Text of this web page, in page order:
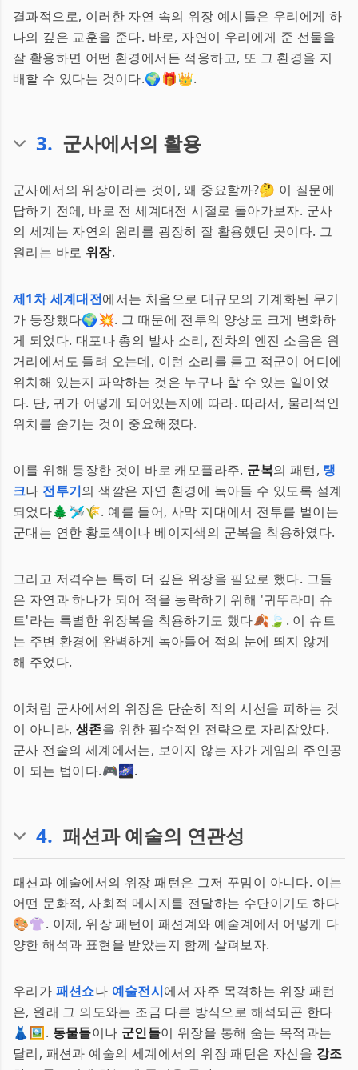
결과적으로, 이러한 자연 속의 위장 예시들은 우리에게 하
나의 깊은 교훈을 준다. 바로, 자연이 우리에게 준 선물을
잘 활용하면 어떤 환경에서든 적응하고, 또 그 환경을 지
배할 수 있다는 것이다.🌍🎁👑.
3. 군사에서의 활용
군사에서의 위장이라는 것이, 왜 중요할까?🤔 이 질문에
답하기 전에, 바로 전 세계대전 시절로 돌아가보자. 군사
의 세계는 자연의 원리를 굉장히 잘 활용했던 곳이다. 그
원리는 바로 위장.
제1차 세계대전에서는 처음으로 대규모의 기계화된 무기
가 등장했다🌍💥. 그 때문에 전투의 양상도 크게 변화하
게 되었다. 대포나 총의 발사 소리, 전차의 엔진 소음은 원
거리에서도 들려 오는데, 이런 소리를 듣고 적군이 어디에
위치해 있는지 파악하는 것은 누구나 할 수 있는 일이었
다.단, 귀가 어떻게 되어있는지에 따라. 따라서, 물리적인
위치를 숨기는 것이 중요해졌다.
이를 위해 등장한 것이 바로 캐모플라주. 군복의 패턴, 탱
크나 전투기의 색깔은 자연 환경에 녹아들 수 있도록 설계
되었다🌲🛩🌾. 예를 들어, 사막 지대에서 전투를 벌이는
군대는 연한 황토색이나 베이지색의 군복을 착용하였다.
그리고 저격수는 특히 더 깊은 위장을 필요로 했다. 그들
은 자연과 하나가 되어 적을 농락하기 위해 '귀뚜라미 슈
트'라는 특별한 위장복을 착용하기도 했다🍂🍃. 이 슈트
는 주변 환경에 완벽하게 녹아들어 적의 눈에 띄지 않게
해 주었다.
이처럼 군사에서의 위장은 단순히 적의 시선을 피하는 것
이 아니라, 생존을 위한 필수적인 전략으로 자리잡았다.
군사 전술의 세계에서는, 보이지 않는 자가 게임의 주인공
이 되는 법이다.🎮🌌.
4. 패션과 예술의 연관성
패션과 예술에서의 위장 패턴은 그저 꾸밈이 아니다. 이는
어떤 문화적, 사회적 메시지를 전달하는 수단이기도 하다
🎨👚. 이제, 위장 패턴이 패션계와 예술계에서 어떻게 다
양한 해석과 표현을 받았는지 함께 살펴보자.
우리가 패션쇼나 예술전시에서 자주 목격하는 위장 패턴
은, 원래 그 의도와는 조금 다른 방식으로 해석되곤 한다
👗🖼. 동물들이나 군인들이 위장을 통해 숨는 목적과는
달리, 패션과 예술의 세계에서의 위장 패턴은 자신을 강조